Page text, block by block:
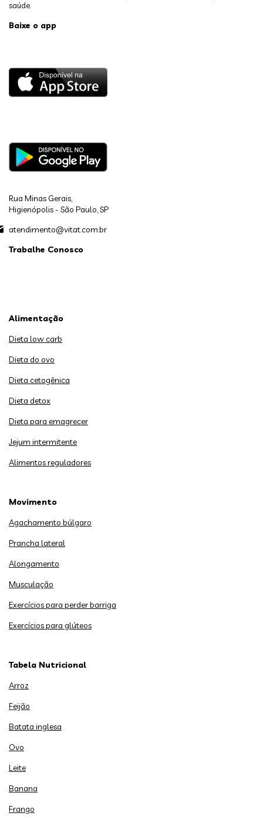
saúde.
Baixe o app
Rua Minas Gerais,
Higienópolis - São Paulo, SP
atendimento@vitat.com.br
Trabalhe Conosco
Alimentação
Dieta low carb
Dieta do ovo
Dieta cetogênica
Dieta detox
Dieta para emagrecer
Jejum intermitente
Alimentos reguladores
Movimento
Agachamento búlgaro
Prancha lateral
Alongamento
Musculação
Exercícios para perder barriga
Exercícios para glúteos
Tabela Nutricional
Arroz
Feijão
Batata inglesa
Ovo
Leite
Banana
Frango